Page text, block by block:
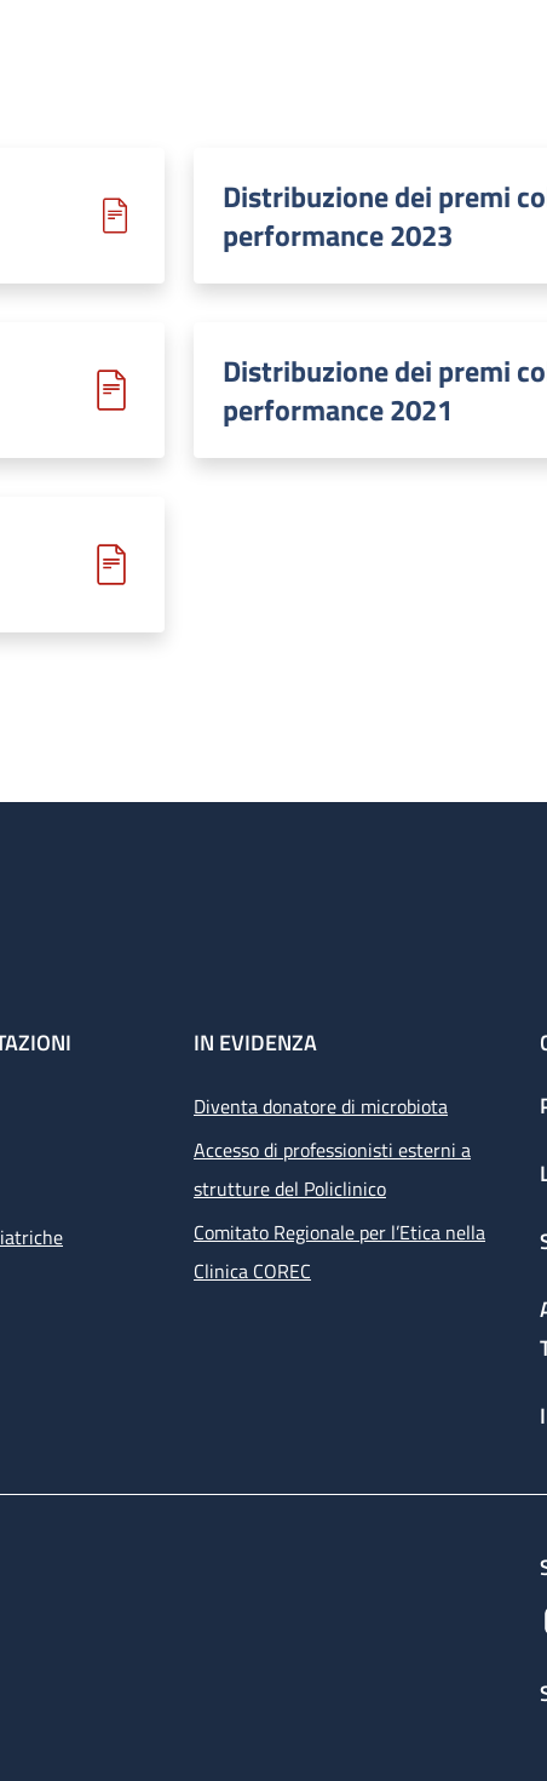
Distribuzione dei premi
performance 2023
Distribuzione dei premi
performance 2021
IN EVIDENZA
Diventa donatore di microbiota
Accesso di professionisti esterni a
strutture del Policlinico
Comitato Regionale per l’Etica nella
Clinica COREC